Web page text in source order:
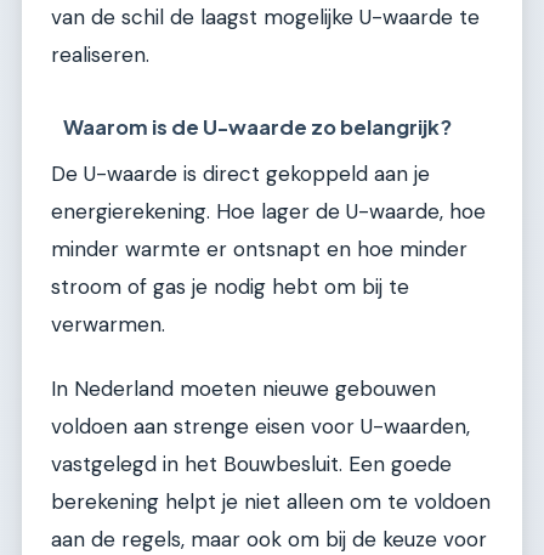
van de schil de laagst mogelijke U-waarde te
realiseren.
Waarom is de U-waarde zo belangrijk?
De U-waarde is direct gekoppeld aan je
energierekening. Hoe lager de U-waarde, hoe
minder warmte er ontsnapt en hoe minder
stroom of gas je nodig hebt om bij te
verwarmen.
In Nederland moeten nieuwe gebouwen
voldoen aan strenge eisen voor U-waarden,
vastgelegd in het Bouwbesluit. Een goede
berekening helpt je niet alleen om te voldoen
aan de regels, maar ook om bij de keuze voor